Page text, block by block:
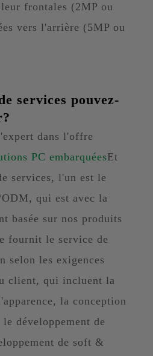
frontales (2MP ou
vers l'arrière (5MP ou
services pouvez-
dans l'offre
PC embarquéesEt
services, l'un est le
qui est avec la
basée sur nos produits
fournit le service de
selon les exigences
client, qui incluent la
la conception
développement de
de soft &